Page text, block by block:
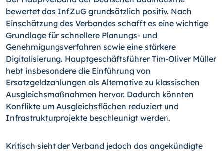
bewertet das InfZuG grundsätzlich positiv. Nach
Einschätzung des Verbandes schafft es eine wichtige
Grundlage für schnellere Planungs- und
Genehmigungsverfahren sowie eine stärkere
Digitalisierung. Hauptgeschäftsführer Tim-Oliver Müller
hebt insbesondere die Einführung von
Ersatzgeldzahlungen als Alternative zu klassischen
Ausgleichsmaßnahmen hervor. Dadurch könnten
Konflikte um Ausgleichsflächen reduziert und
Infrastrukturprojekte beschleunigt werden.
Kritisch sieht der Verband jedoch das angekündigte